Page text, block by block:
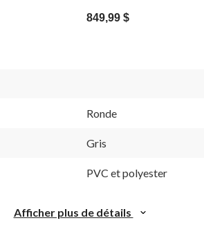
849,99 $
Ronde
Gris
PVC et polyester
Afficher plus de détails